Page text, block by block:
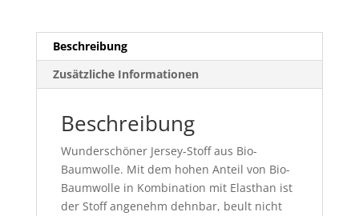
Beschreibung
Zusätzliche Informationen
Beschreibung
Wunderschöner Jersey-Stoff aus Bio-
Baumwolle. Mit dem hohen Anteil von Bio-
Baumwolle in Kombination mit Elasthan ist
der Stoff angenehm dehnbar, beult nicht